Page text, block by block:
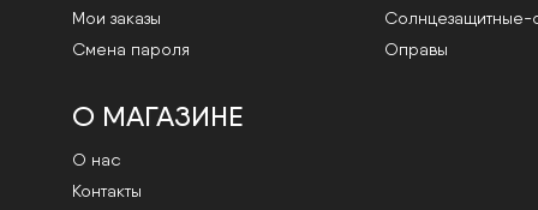
Мои заказы
Смена пароля
Cолнцезащитные-
Оправы
О МАГАЗИНЕ
О нас
Контакты